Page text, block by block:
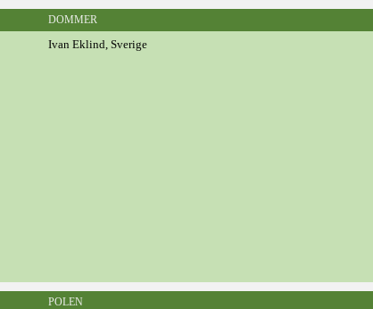
DOMMER
Ivan Eklind, Sverige
POLEN